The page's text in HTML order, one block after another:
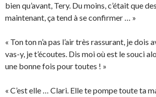
bien qu’avant, Tery. Du moins, c’était que
maintenant, ça tend à se confirmer … »
« Ton ton n’a pas l’air très rassurant, je dois
vas-y, je t’écoutes. Dis moi où est le souci
une bonne fois pour toutes ! »
« C’est elle … Clari. Elle te pompe toute ta